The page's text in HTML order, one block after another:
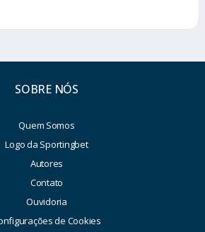
SOBRE NÓS
Quem Somos
Logo da Sportingbet
Autores
Contato
Ouvidoria
de Cookies